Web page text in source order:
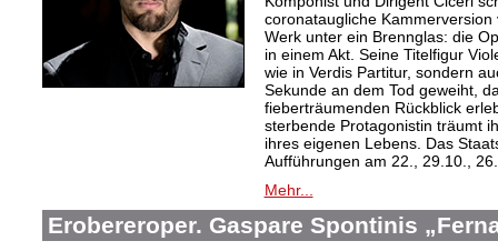
coronataugliche Kammerversion
Werk unter ein Brennglas: die
in einem Akt. Seine Titelfigur
wie in Verdis Partitur, sondern
Sekunde an dem Tod geweiht,
fieberträumenden Rückblick
sterbende Protagonistin träumt
ihres eigenen Lebens. Das
Aufführungen am 22., 29.10.,
Mehr...
Erobereroper. Gaspare Spontinis